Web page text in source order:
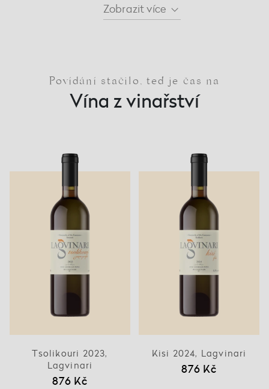
Zobrazitvíce
Povídání stačilo, teď je čas na
Vína z vinařství
Tsolikouri 2023,
Lagvinari
876 Kč
Kisi 2024, Lagvinari
876 Kč